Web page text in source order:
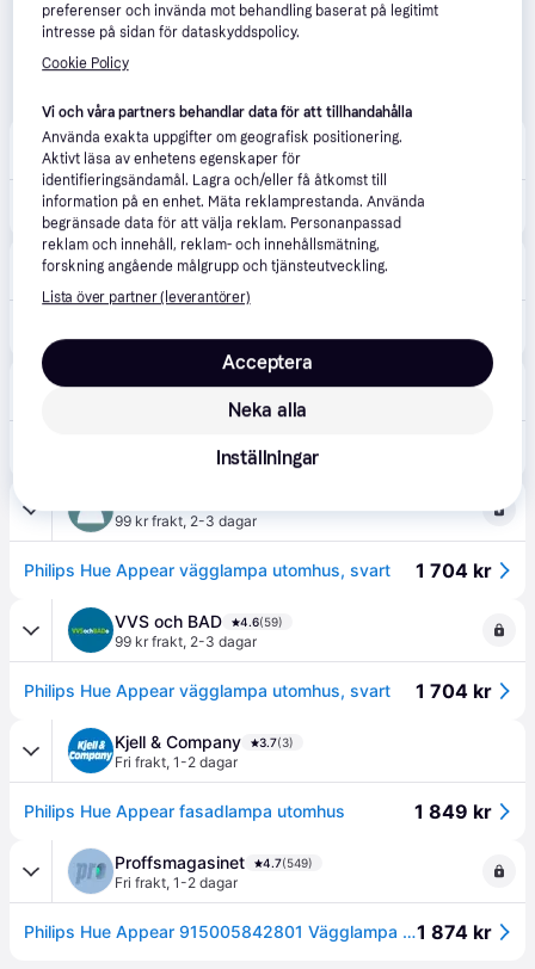
CS MEGASTORE 4.6(232)
Fri frakt,Imorgon
(ComputerSalg) Philips Hue White and Color Ambiance Appear - Vägglampa - LED - 2 uttag - 8 W (motsvarande 49 W) - 16 miljoner färger - 2000-6500 K - svart1 550 kr
BAUHAUS 4.0(45)
69 kr frakt
Philips Hue Appear Outdoor Vägglampa Svart
99 kr frakt, 2-3 dagar
Philips Hue Appear vägglampa utomhus, svart 1 704 kr
VVS och BAD 4.6(59)
99 kr frakt, 2-3 dagar
Philips Hue Appear vägglampa utomhus, svart 1 704 kr
Kjell & Company 3.7(3)
Fri frakt, 1-2 dagar
Philips Hue Appear fasadlampa utomhus 1 849 kr
Proffsmagasinet 4.7(549)
Fri frakt, 1-2 dagar
Philips Hue Appear 915005842801 Vägglampa svart1 874 kr
preferenser och invända mot behandling baserat på legitimt
intresse på sidan för dataskyddspolicy.
Cookie Policy
Vi och våra partners behandlar data för att tillhandahålla
Använda exakta uppgifter om geografisk positionering.
Aktivt läsa av enhetens egenskaper för
identifieringsändamål. Lagra och/eller få åtkomst till
information på en enhet. Mäta reklamprestanda. Använda
begränsade data för att välja reklam. Personanpassad
reklam och innehåll, reklam- och innehållsmätning,
forskning angående målgrupp och tjänsteutveckling.
Lista över partner (leverantörer)
Neka alla
Acceptera
Inställningar